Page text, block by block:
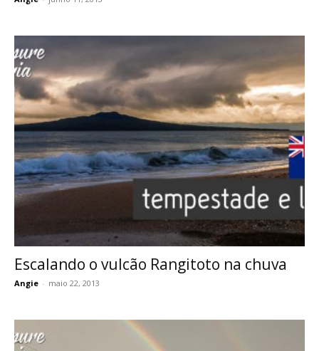
Escalando o vulcão Rangitoto na chuva
Angie - maio 22, 2013